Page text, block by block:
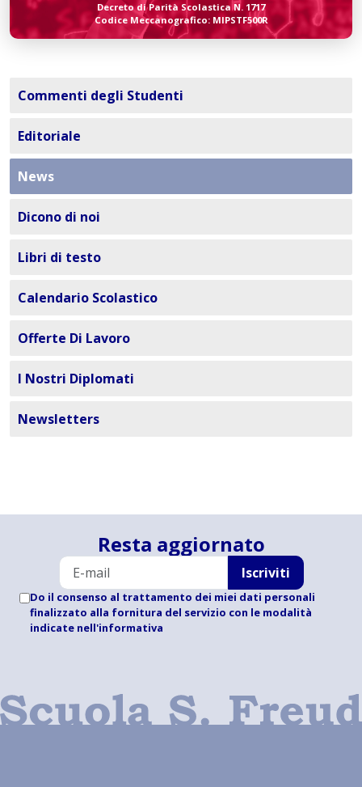
Decreto di Parità Scolastica N. 1717
Codice Meccanografico: MIPSTF500R
Commenti degli Studenti
Editoriale
News
Dicono di noi
Libri di testo
Calendario Scolastico
Offerte Di Lavoro
I Nostri Diplomati
Newsletters
Resta aggiornato
Iscriviti
Do il consenso al trattamento dei miei dati personali
finalizzato alla fornitura del servizio con le modalità
indicate nell'informativa